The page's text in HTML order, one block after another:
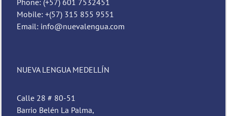
Mobile: +(57) 315 855 9551
Email: info@nuevalengua.com
NUEVA LENGUA MEDELLÍN
Calle 28 # 80-51
Barrio Belén La Palma,